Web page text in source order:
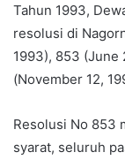
Tahun 1993,
resolusi di
1993), 853 (June
(November 12,
Resolusi No 853
syarat, seluruh